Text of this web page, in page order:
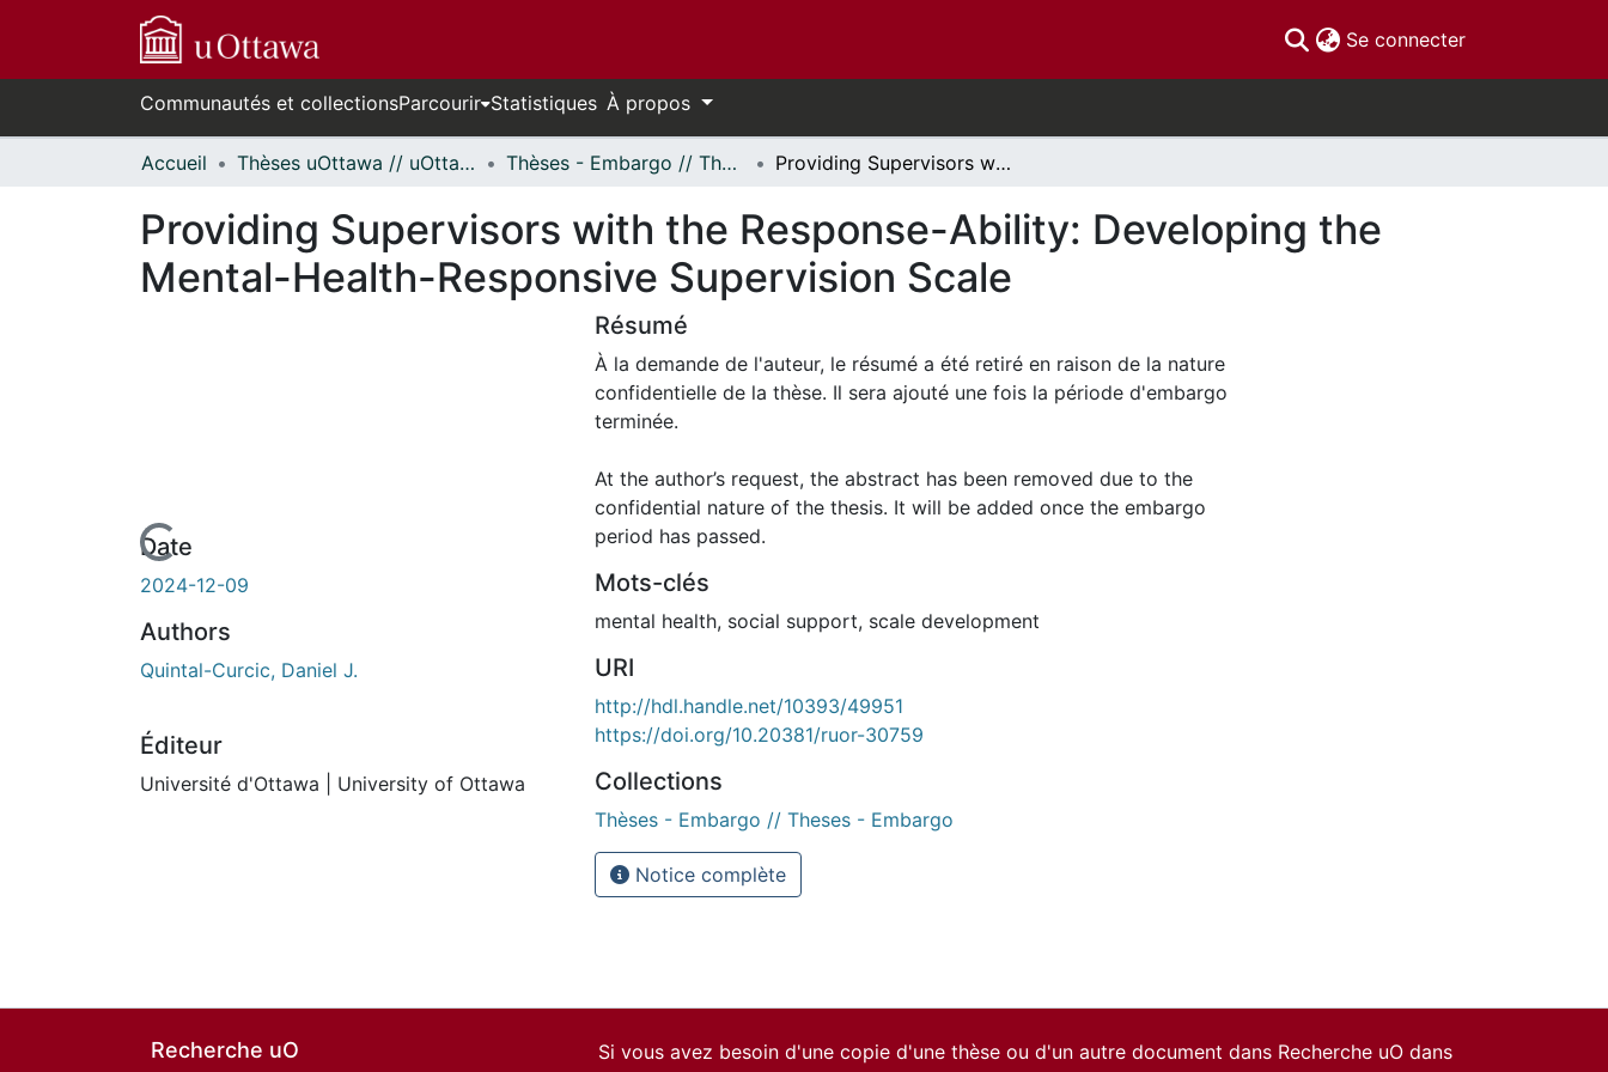
Se connecter(current)
Communautés et collectionsParcourir Statistiques À propos
Accueil Thèses uOttawa // uOttawa Theses Thèses - Embargo // Theses - Embargo Providing Supervisors with the Response-Ability: Developing the Mental-Health-Responsive Supervision Scale
Providing Supervisors with the Response-Ability: Developing the
Mental-Health-Responsive Supervision Scale
En cours de chargement...
Date
2024-12-09
Authors
Quintal-Curcic, Daniel J.
Éditeur
Université d'Ottawa | University of Ottawa
Résumé
À la demande de l'auteur, le résumé a été retiré en raison de la nature
confidentielle de la thèse. Il sera ajouté une fois la période d'embargo
terminée.
At the author’s request, the abstract has been removed due to the
confidential nature of the thesis. It will be added once the embargo
period has passed.
Mots-clés
mental health, social support, scale development
URI
http://hdl.handle.net/10393/49951
https://doi.org/10.20381/ruor-30759
Collections
Thèses - Embargo // Theses - Embargo
Notice complète
Recherche uO
Si vous avez besoin d'une copie d'une thèse ou d'un autre document dans Recherche uO dans